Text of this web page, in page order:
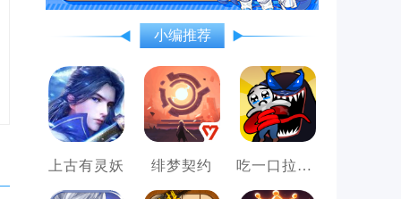
小编推荐
上古有灵妖 绯梦契约 吃一口拉一坨